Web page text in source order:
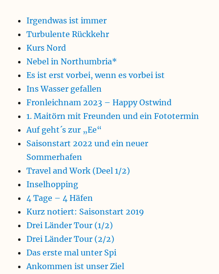
Irgendwas ist immer
Turbulente Rückkehr
Kurs Nord
Nebel in Northumbria*
Es ist erst vorbei, wenn es vorbei ist
Ins Wasser gefallen
Fronleichnam 2023 – Happy Ostwind
1. Maitörn mit Freunden und ein Fototermin
Auf geht´s zur „Ee“
Saisonstart 2022 und ein neuer
Sommerhafen
Travel and Work (Deel 1/2)
Inselhopping
4 Tage – 4 Häfen
Kurz notiert: Saisonstart 2019
Drei Länder Tour (1/2)
Drei Länder Tour (2/2)
Das erste mal unter Spi
Ankommen ist unser Ziel